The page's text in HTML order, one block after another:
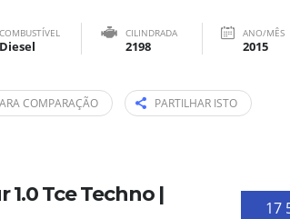
COMBUSTÍVEL
Diesel
CILINDRADA
2198
ANO/MÊS
2015
COMPARAÇÃO PARTILHAR ISTO
17
Tce Techno |